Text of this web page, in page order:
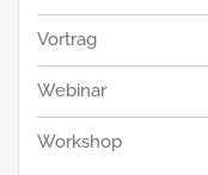
Vortrag
Webinar
Workshop